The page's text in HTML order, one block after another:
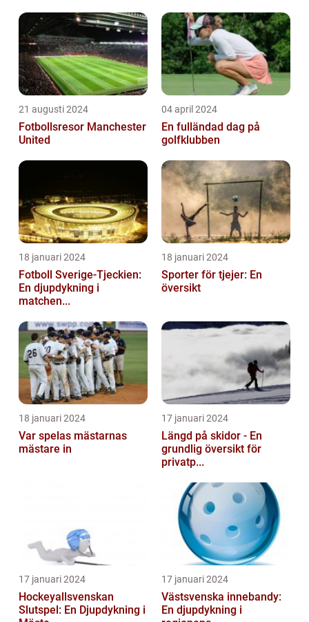
21 augusti 2024
Fotbollsresor Manchester
United
04 april 2024
En fulländad dag på
golfklubben
18 januari 2024
Fotboll Sverige-Tjeckien:
En djupdykning i
matchen...
18 januari 2024
Sporter för tjejer: En
översikt
18 januari 2024
Var spelas mästarnas
mästare in
17 januari 2024
Längd på skidor - En
grundlig översikt för
privatp...
17 januari 2024
Hockeyallsvenskan
Slutspel: En Djupdykning i
17 januari 2024
Västsvenska innebandy:
En djupdykning i